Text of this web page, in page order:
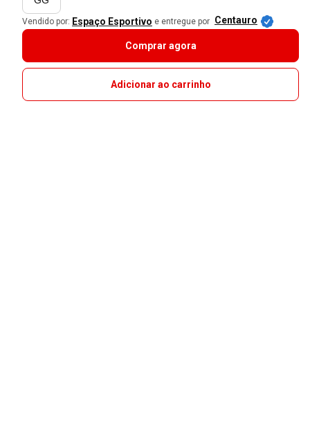
Vendido por: Espaço Esportivo e entregue por Centauro
Comprar agora
Adicionar ao carrinho